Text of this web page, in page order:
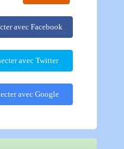
avec Facebook
avec Twitter
avec Google